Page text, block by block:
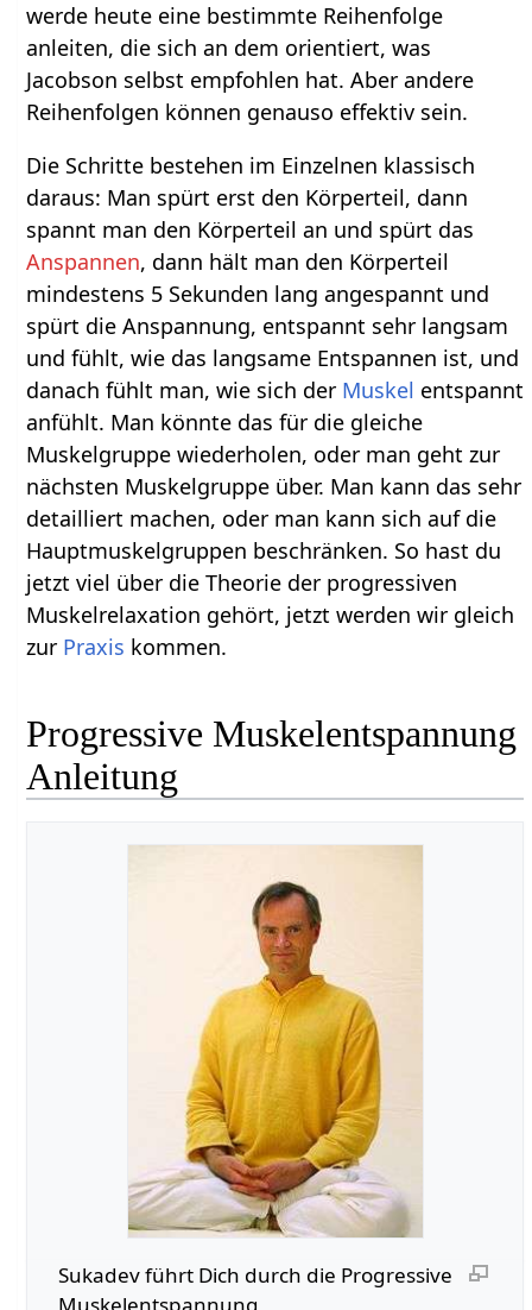
werde heute eine bestimmte Reihenfolge
anleiten, die sich an dem orientiert, was
Jacobson selbst empfohlen hat. Aber andere
Reihenfolgen können genauso effektiv sein.
Die Schritte bestehen im Einzelnen klassisch
daraus: Man spürt erst den Körperteil, dann
spannt man den Körperteil an und spürt das
Anspannen, dann hält man den Körperteil
mindestens 5 Sekunden lang angespannt und
spürt die Anspannung, entspannt sehr langsam
und fühlt, wie das langsame Entspannen ist, und
danach fühlt man, wie sich der Muskel entspannt
anfühlt. Man könnte das für die gleiche
Muskelgruppe wiederholen, oder man geht zur
nächsten Muskelgruppe über. Man kann das sehr
detailliert machen, oder man kann sich auf die
Hauptmuskelgruppen beschränken. So hast du
jetzt viel über die Theorie der progressiven
Muskelrelaxation gehört, jetzt werden wir gleich
zur Praxis kommen.
Progressive Muskelentspannung
Anleitung
Sukadev führt Dich durch die Progressive
Muskelentspannung